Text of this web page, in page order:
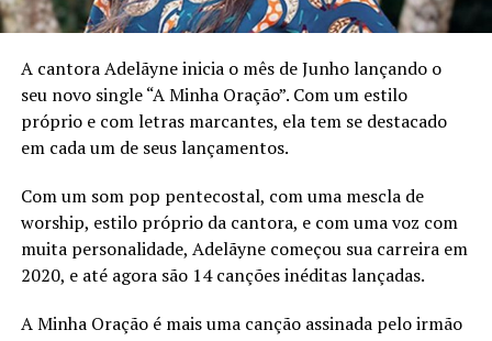
Composição:Kuky
Produção Executiva:Luc Bonnecarrere
Produção, Mixagem, Masterização Thiago Jah
Bass/ Blessed
TÓPICOS RELACIONADOS
A SEGUIR
Cantora GIOLI inicia jornada pelo interior do RJ para
promover hit “Prioridade”
NÃO PERCA
A cantora Adelãyne inicia o mês de Junho lançando o
seu novo single “A Minha Oração”. Com um estilo
próprio e com letras marcantes, ela tem se destacado
em cada um de seus lançamentos.
Com um som pop pentecostal, com uma mescla de
worship, estilo próprio da cantora, e com uma voz com
muita personalidade, Adelãyne começou sua carreira em
2020, e até agora são 14 canções inéditas lançadas.
A Minha Oração é mais uma canção assinada pelo irmão